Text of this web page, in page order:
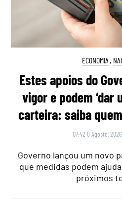
ECONOMIA ,
Estes apoios do
vigor e podem ‘dar
carteira: saiba
07:42 8 Agosto, 2026
Governo lançou um novo
que medidas podem
próximos